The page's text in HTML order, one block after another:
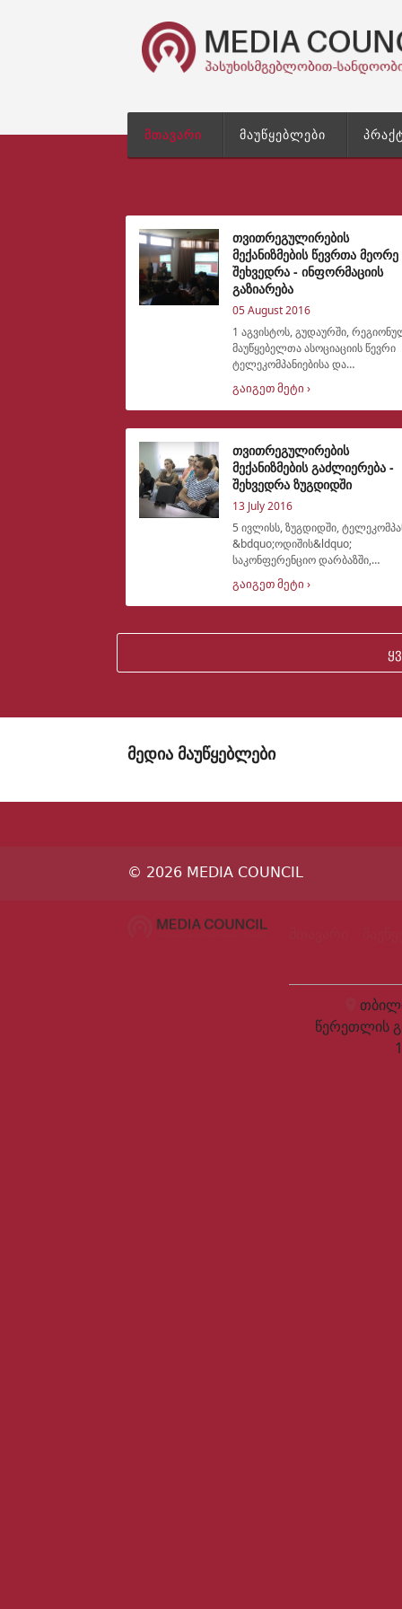
მთავარი მაუწყებლები
თვითრეგულირების
მექანიზმების წევრთა მეორე
შეხვედრა - ინფორმაციის
გაზიარება
05 August 2016
1 აგვისტოს, გუდაურში,
მაუწყებელთა ასოციაციის წევრი
ტელეკომპანიებისა და
თვითრეგულირების საბჭოების
წევრთა მორიგი შეხვდრა
გაიმართა. შეხვედრის მონაწილეებს
კიდევ ერთხელ მიეწოდათ
ინფორმაცია თვით
გაიგეთ მეტი ›
თვითრეგულირების
მექანიზმების გაძლიერება -
შეხვედრა ზუგდიდში
13 July 2016
5 ივლისს, ზუგდიდში,
&bdquo;ოდიშის&ldquo;
საკონფერენციო დარბაზში,
პროექტის,
&bdquo;თვითრეგულირების
მექანიზმების გაძლიერება
გაიგეთ მეტი ›
მედია მაუწყებლები
© 2026 MEDIA COUNCIL
წერეთლის